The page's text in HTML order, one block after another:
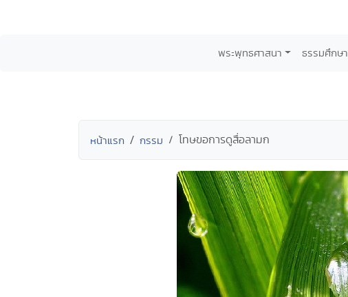
พระพุทธศาสนา ธรรมศึกษา
หน้าแรก กรรม โทษขอการดูสื่อลามก